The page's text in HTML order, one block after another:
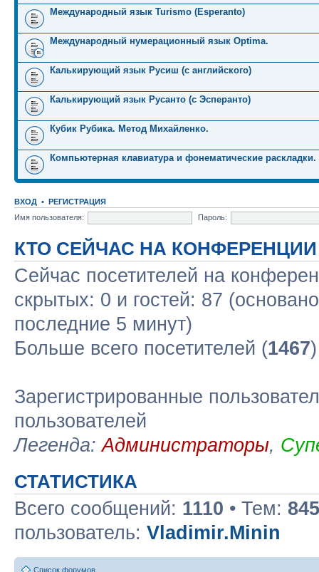
Международный язык Turismo (Esperanto)
Международный нумерационный язык Optima.
Калькирующий язык Русиш (с английского)
Калькирующий язык Русанто (с Эсперанто)
Кубик Рубика. Метод Михайленко.
Компьютерная клавиатура и фонематические раскладки.
ВХОД • РЕГИСТРАЦИЯ
Имя пользователя:
Пароль:
КТО СЕЙЧАС НА КОНФЕРЕНЦИИ
Сейчас посетителей на
скрытых: 0 и гостей: 87
последние 5 минут)
Больше всего посетителей (1467
Зарегистрированные
пользователей
Легенда:Администраторы,
СТАТИСТИКА
Всего сообщений: 1110 • Тем: 845
пользователь: Vladimir.Minin
Список форумов